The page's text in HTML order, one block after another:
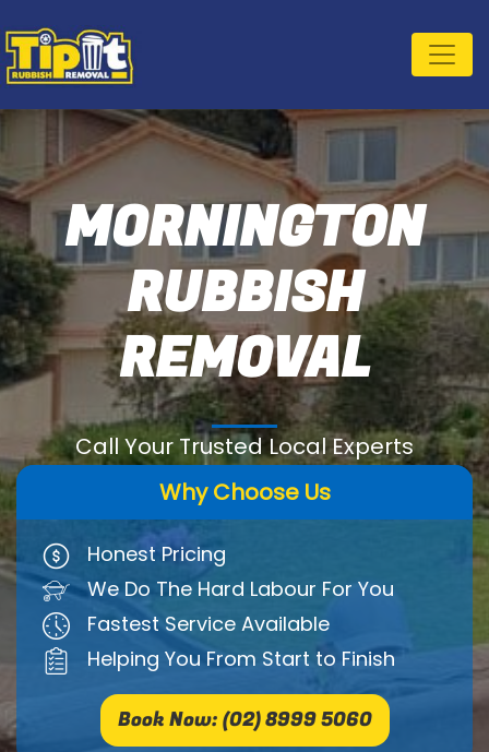
MORNINGTON
RUBBISH
REMOVAL
Call Your Trusted Local Experts
Why Choose Us
Honest Pricing
We Do The Hard Labour For You
Fastest Service Available
Helping You From Start to Finish
Book Now: (02) 8999 5060